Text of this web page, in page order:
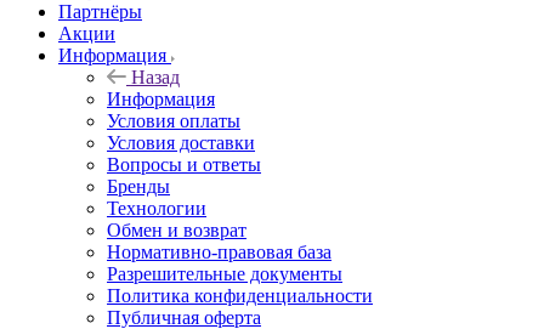
Партнёры
Акции
Информация
Назад
Информация
Условия оплаты
Условия доставки
Вопросы и ответы
Бренды
Технологии
Обмен и возврат
Нормативно-правовая база
Разрешительные документы
Политика конфиденциальности
Публичная оферта